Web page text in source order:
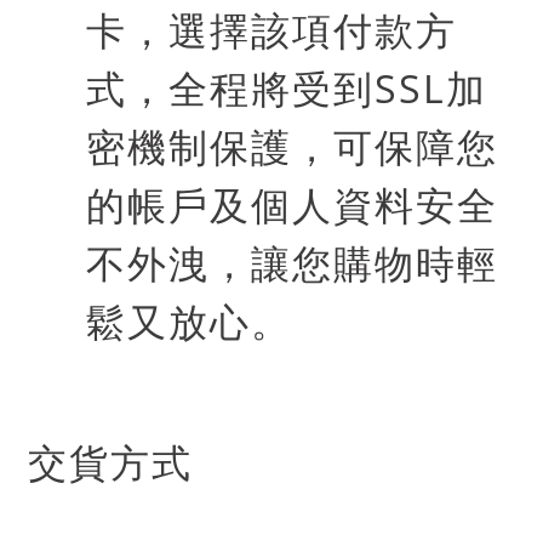
卡，選擇該項付款方
式，全程將受到SSL加
密機制保護，可保障您
的帳戶及個人資料安全
不外洩，讓您購物時輕
鬆又放心。
交貨方式